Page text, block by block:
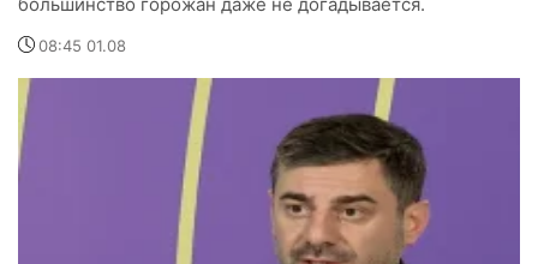
08:45 01.08